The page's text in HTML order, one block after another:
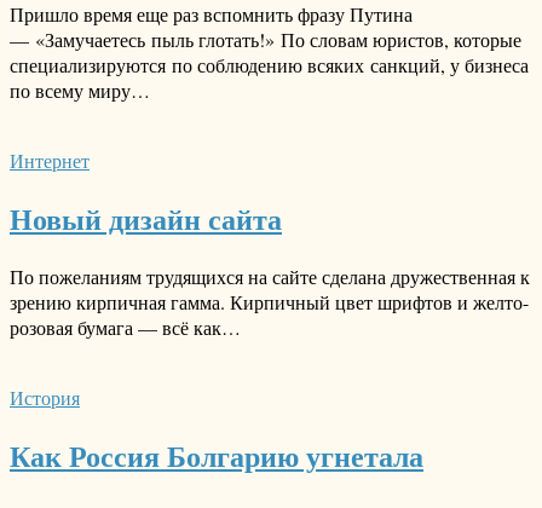
Пришло время еще раз вспомнить фразу Путина
— «Замучаетесь пыль глотать!» По словам юристов, которые
специализируются по соблюдению всяких санкций, у бизнеса
по всему миру…
Интернет
Новый дизайн сайта
По пожеланиям трудящихся на сайте сделана дружественная к
зрению кирпичная гамма. Кирпичный цвет шрифтов и желто-
розовая бумага — всё как…
История
Как Россия Болгарию угнетала